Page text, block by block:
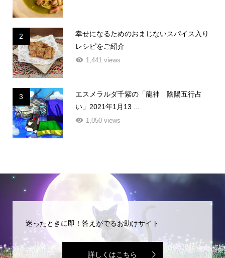
2
幸せになるためのおまじないスパイス入り
レシピをご紹介
1,441 views
3
エスメラルダ千紫の「龍神 陰陽五行占
い」2021年1月13 ...
1,050 views
迷ったときに即！答えがでるお助けサイト
詳しくはこちら